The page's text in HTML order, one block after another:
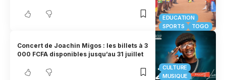
EDUCATION
SPORTS
TOGO
CULTURE
MUSIQUE
Concert de Joachin Migos : les billets à 3
000 FCFA disponibles jusqu’au 31 juillet